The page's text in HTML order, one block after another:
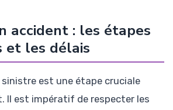
accident : les étapes
et les délais
est une étape cruciale
Il est impératif de respecter les